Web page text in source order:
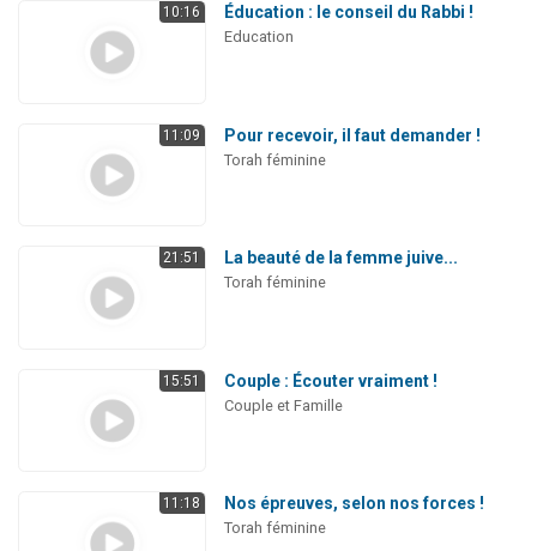
10:16 Éducation : le conseil du Rabbi !
Education
11:09 Pour recevoir, il faut demander !
Torah féminine
21:51 La beauté de la femme juive...
Torah féminine
15:51 Couple : Écouter vraiment !
Couple et Famille
11:18 Nos épreuves, selon nos forces !
Torah féminine